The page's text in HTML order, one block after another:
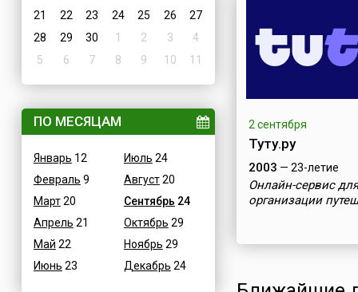
21
22 23 24 25 26
27
28
29 30 1 2 3
4
5
6 7 8 9 10 11
ПО МЕСЯЦАМ
Январь 12
Февраль 9
Март20
Апрель 21
Май 22
Июнь 23
Июль 24
Август20
Сентябрь 24
Октябрь 29
Ноябрь 29
Декабрь 24
2 сентября
Туту.ру
2003 — 23-летие
Онлайн-сервис для
организации